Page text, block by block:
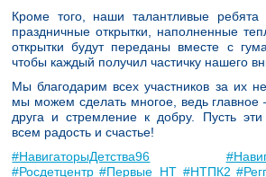
Кроме того, наши талантливые ребята
праздничные открытки, наполненные
открытки будут переданы вместе с
чтобы каждый получил частичку нашего
Мы благодарим всех участников за их
мы можем сделать многое, ведь главное
друга и стремление к добру. Пусть эти
всем радость и счастье!
#НавигаторыДетства96
#Росдетцентр #Первые_НТ #НТПК2